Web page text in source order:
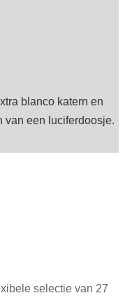
blanco katern en
van een luciferdoosje.
selectie van 27